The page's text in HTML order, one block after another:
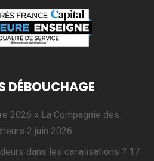
DÉBOUCHAGE
2026 x La Compagnie des
2 juin 2026
dans les canalisations ? 17